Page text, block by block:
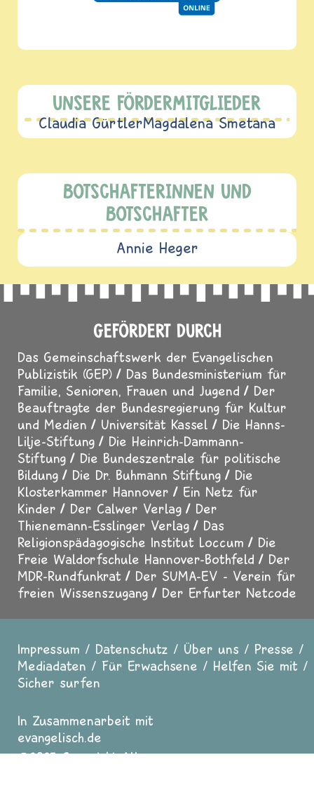
UNSERE FÖRDERMITGLIEDER
Claudia GürtlerMagdalena Smetana
BOTSCHAFTERINNEN UND
BOTSCHAFTER
Annie Heger
GEFÖRDERT DURCH
Das Gemeinschaftswerk der Evangelischen
Publizistik (GEP)
Das Bundesministerium für
Familie, Senioren, Frauen und Jugend
Der
Beauftragte der Bundesregierung für Kultur
und Medien
Universität Kassel
Die Hanns-
Lilje-Stiftung
Die Heinrich-Dammann-
Stiftung
Die Bundeszentrale für politische
Bildung
Die Dr. Buhmann Stiftung
Die
Klosterkammer Hannover
Ein Netz für
Kinder
Der Calwer Verlag
Der
Thienemann-Esslinger Verlag
Das
Religionspädagogische Institut Loccum
Die
Freie Waldorfschule Hannover-Bothfeld
Der
MDR-Rundfunkrat
Der SUMA-EV - Verein für
freien Wissenszugang
Der Erfurter Netcode
Fußzeile
Impressum Datenschutz Über uns
Presse
Mediadaten
Für Erwachsene
Helfen Sie mit
Sicher surfen
In Zusammenarbeit mit
evangelisch.de
2025 Copyright All